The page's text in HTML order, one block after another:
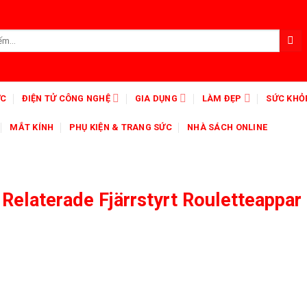
ĐIỆN TỬ CÔNG NGHỆ GIA DỤNG LÀM ĐẸP SỨC
MẮT KÍNH PHỤ KIỆN & TRANG SỨC NHÀ SÁCH ONLINE
Fjärrstyrt Rouletteappar